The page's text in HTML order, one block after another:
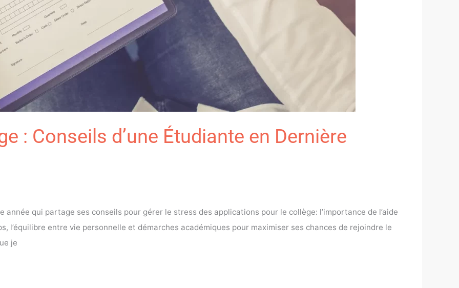
: Conseils d’une Étudiante en Dernière
année qui partage ses conseils pour gérer le stress des applications pour le collège: l’importance de l’aide
l’équilibre entre vie personnelle et démarches académiques pour maximiser ses chances de rejoindre le
je